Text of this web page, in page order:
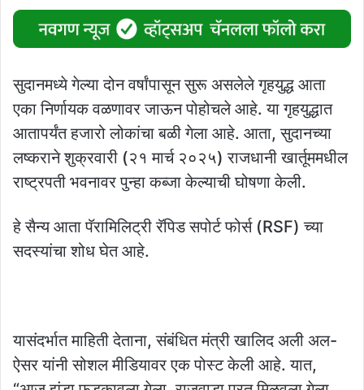
सुदानमध्ये गेल्या दोन वर्षांपासून सुरू असलेले गृहयुद्ध आता
एका निर्णायक वळणावर जाऊन पोहोचले आहे. या गृहयुद्धात
आतापर्यंत हजारो लोकांचा बळी गेला आहे. आता, सुदानच्या
लष्कराने शुक्रवारी (२१ मार्च २०२५) राजधानी खार्तूममधील
राष्ट्रपती भवनावर पुन्हा कब्जा केल्याची घोषणा केली.
हे सैन्य आता पॅरामिलिट्री रॅपिड सपोर्ट फोर्स (RSF) च्या
सदस्यांचा शोध घेत आहे.
यासंदर्भात माहिती देताना, संबंधित मंत्री खालिद अली अल-
ऐसर यांनी सोशल मीडियावर एक पोस्ट केली आहे. यात,